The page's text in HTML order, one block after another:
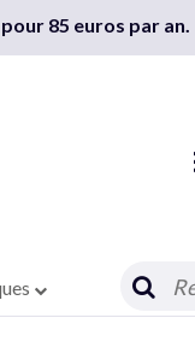
85 euros par an.